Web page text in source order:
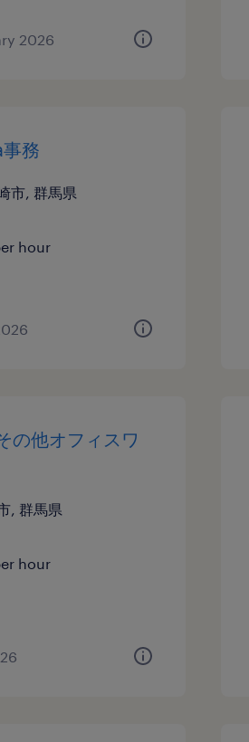
2026
務
市, 群馬県
hour
の他オフィスワ
, 群馬県
hour